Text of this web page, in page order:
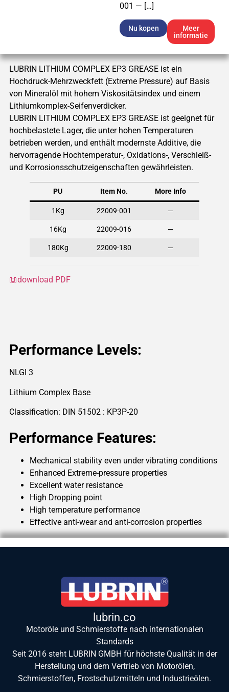
001 — […]
Nu kopen
Meer
informatie
LUBRIN LITHIUM COMPLEX EP3 GREASE ist ein
Hochdruck-Mehrzweckfett (Extreme Pressure) auf Basis
von Mineralöl mit hohem Viskositätsindex und einem
Lithiumkomplex-Seifenverdicker.
LUBRIN LITHIUM COMPLEX EP3 GREASE ist geeignet für
hochbelastete Lager, die unter hohen Temperaturen
betrieben werden, und enthält modernste Additive, die
hervorragende Hochtemperatur-, Oxidations-, Verschleiß-
und Korrosionsschutzeigenschaften gewährleisten.
PU Item No. More Info
1Kg 22009-001 —
16Kg 22009-016 —
180Kg 22009-180 —
📖download PDF
Performance Levels:
NLGI 3
Lithium Complex Base
Classification: DIN 51502 : KP3P-20
Performance Features:
Mechanical stability even under vibrating conditions
Enhanced Extreme-pressure properties
Excellent water resistance
High Dropping point
High temperature performance
Effective anti-wear and anti-corrosion properties
lubrin.co
Motoröle und Schmierstoffe nach internationalen
Standards
Seit 2016 steht LUBRIN GMBH für höchste Qualität in der
Herstellung und dem Vertrieb von Motorölen,
Schmierstoffen, Frostschutzmitteln und Industrieölen.